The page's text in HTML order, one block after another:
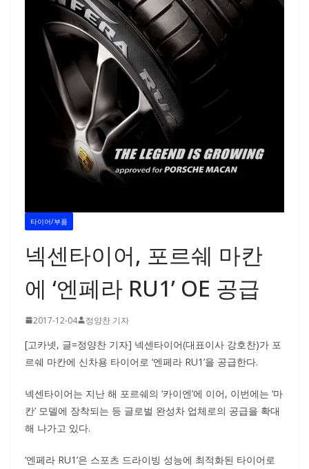
타이어/부품
넥센타이어, 포르쉐 마칸
에 ‘엔페라 RU1’ OE 공급
2017-12-04 정양찬 기자
[고카넷, 글=정양찬 기자] 넥센타이어(대표이사 강호찬)가 포
르쉐 마칸에 신차용 타이어로 ‘엔페라 RU1’을 공급한다.
넥센타이어는 지난 해 포르쉐의 ‘카이엔’에 이어, 이번에는 ‘마
칸’ 모델에 장착되는 등 글로벌 완성차 업체로의 공급을 확대
해 나가고 있다.
‘엔페라 RU1’은 스포츠 드라이빙 성능에 최적화된 타이어로